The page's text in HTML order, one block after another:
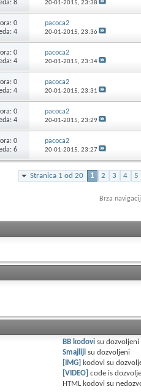
8
20-01-2015, 23:38
0
4
pacoca2
20-01-2015, 23:36
0
4
pacoca2
20-01-2015, 23:34
0
4
pacoca2
20-01-2015, 23:31
0
4
pacoca2
20-01-2015, 23:29
0
6
pacoca2
20-01-2015, 23:27
Stranica 1 od 20 1 2 3 4 5
Brza
BB kodovi sudozvoljeni
Smajliji sudozvoljeni
[IMG] kodovi su
[VIDEO] code is
HTML kodovi su